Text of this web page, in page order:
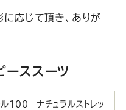
応じて頂き、ありが
ーススーツ
100 ナチュラルストレッ